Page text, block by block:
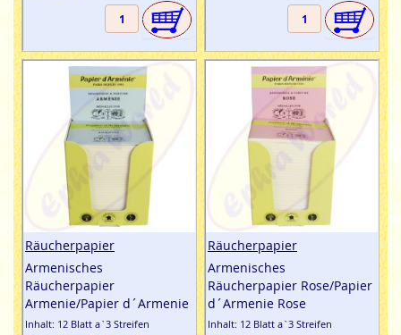
Räucherpapier
Armenisches
Räucherpapier
Armenie/Papier d´Armenie
Inhalt: 12 Blatt a`3 Streifen
Räucherpapier
Armenisches
Räucherpapier Rose/Papier
d´Armenie Rose
Inhalt: 12 Blatt a`3 Streifen